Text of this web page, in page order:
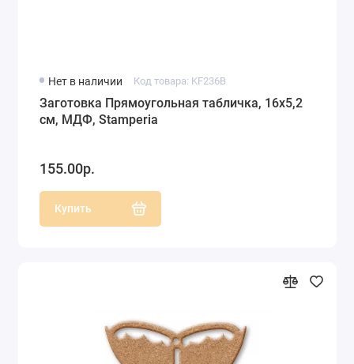
Нет в наличии Код товара: KF236B
Заготовка Прямоугольная табличка, 16х5,2
см, МДФ, Stamperia
155.00р.
Купить